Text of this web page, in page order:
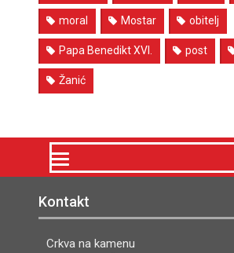
moral Mostar obitelj
Papa Benedikt XVI. post
Žanić
Kontakt
Crkva na kamenu